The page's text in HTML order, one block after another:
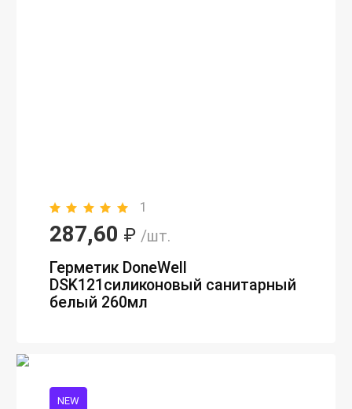
1
287,60 ₽ /шт.
Герметик DoneWell
DSK121силиконовый санитарный
белый 260мл
NEW